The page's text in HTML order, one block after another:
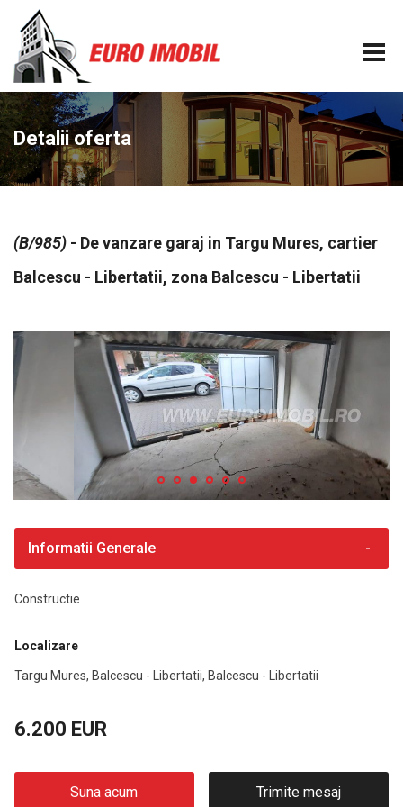
Detalii oferta
(B/985) - De vanzare garaj in Targu Mures, cartier
Balcescu - Libertatii, zona Balcescu - Libertatii
Informatii Generale
Constructie
Localizare
Targu Mures, Balcescu - Libertatii, Balcescu - Libertatii
6.200 EUR
Suna acum Trimite mesaj